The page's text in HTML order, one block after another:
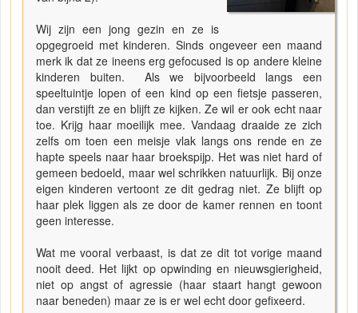
Wij zijn een jong gezin en ze is
opgegroeid met kinderen. Sinds ongeveer een maand
merk ik dat ze ineens erg gefocused is op andere kleine
kinderen buiten. Als we bijvoorbeeld langs een
speeltuintje lopen of een kind op een fietsje passeren,
dan verstijft ze en blijft ze kijken. Ze wil er ook echt naar
toe. Krijg haar moeilijk mee. Vandaag draaide ze zich
zelfs om toen een meisje vlak langs ons rende en ze
hapte speels naar haar broekspijp. Het was niet hard of
gemeen bedoeld, maar wel schrikken natuurlijk. Bij onze
eigen kinderen vertoont ze dit gedrag niet. Ze blijft op
haar plek liggen als ze door de kamer rennen en toont
geen interesse.
Wat me vooral verbaast, is dat ze dit tot vorige maand
nooit deed. Het lijkt op opwinding en nieuwsgierigheid,
niet op angst of agressie (haar staart hangt gewoon
naar beneden) maar ze is er wel echt door gefixeerd.